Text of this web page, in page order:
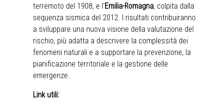
terremoto del 1908, e l'Emilia-Romagna, colpita dalla
sequenza sismica del 2012. I risultati contribuiranno
a sviluppare una nuova visione della valutazione del
rischio, più adatta a descrivere la complessità dei
fenomeni naturali e a supportare la prevenzione, la
pianificazione territoriale e la gestione delle
emergenze.
Link utili: